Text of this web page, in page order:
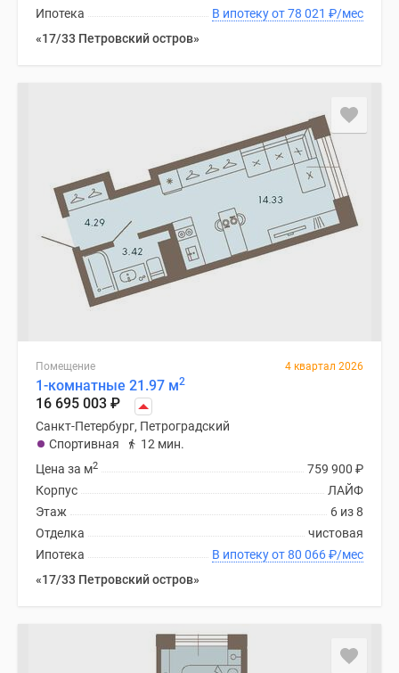
В ипотеку от 78 021 ₽/мес
Ипотека
«17/33 Петровский остров»
Помещение 4 квартал 2026
1-комнатные 21.97 м2
16 695 003 ₽
Санкт-Петербург, Петроградский
Спортивная
12 мин.
759 900 ₽
Цена за м2
ЛАЙФ
Корпус
6 из 8
Этаж
чистовая
Отделка
В ипотеку от 80 066₽/мес
Ипотека
«17/33 Петровский остров»